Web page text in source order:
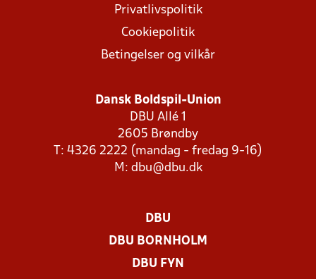
Privatlivspolitik
Cookiepolitik
Betingelser og vilkår
Dansk Boldspil-Union
DBU Allé 1
2605 Brøndby
T: 4326 2222 (mandag - fredag 9-16)
M: dbu@dbu.dk
DBU
DBU BORNHOLM
DBU FYN